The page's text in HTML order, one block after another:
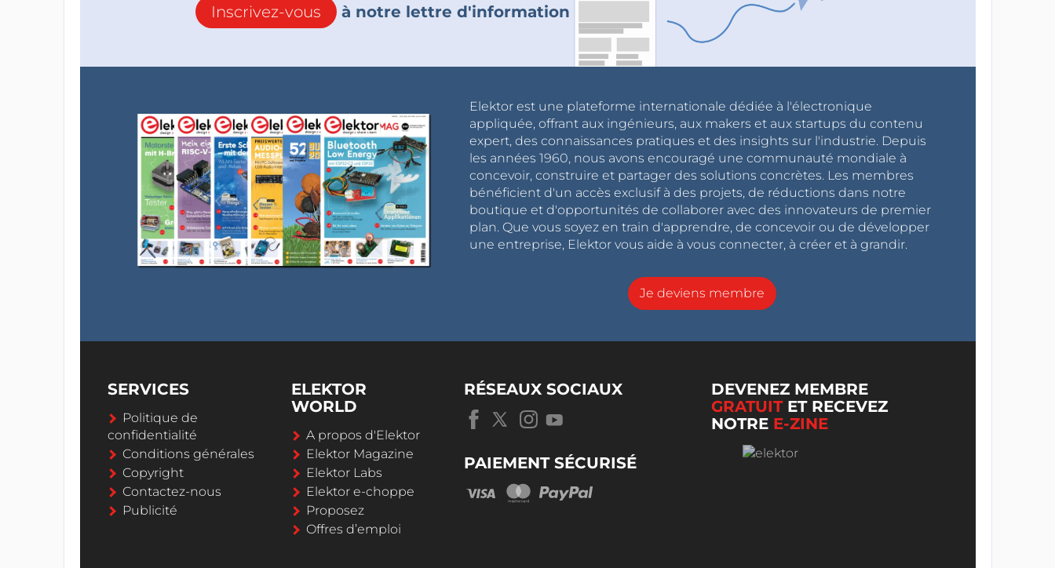
Inscrivez-vous à notre lettre d'information
Elektor est une plateforme internationale dédiée à l'électronique
appliquée, offrant aux ingénieurs, aux makers et aux startups du contenu
expert, des connaissances pratiques et des insights sur l'industrie. Depuis
les années 1960, nous avons encouragé une communauté mondiale à
concevoir, construire et partager des solutions concrètes. Les membres
bénéficient d'un accès exclusif à des projets, de réductions dans notre
boutique et d'opportunités de collaborer avec des innovateurs de premier
plan. Que vous soyez en train d'apprendre, de concevoir ou de développer
une entreprise, Elektor vous aide à vous connecter, à créer et à grandir.
Je deviens membre
SERVICES
Politique de
confidentialité
Conditions générales
Copyright
Contactez-nous
Publicité
ELEKTOR
WORLD
A propos d'Elektor
Elektor Magazine
Elektor Labs
Elektor e-choppe
Proposez
Offres d’emploi
RÉSEAUX SOCIAUX
PAIEMENT SÉCURISÉ
DEVENEZ MEMBRE
GRATUITET RECEVEZ
NOTRE E-ZINE